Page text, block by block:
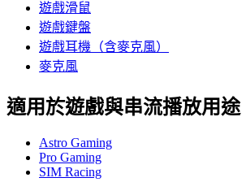
遊戲滑鼠
遊戲鍵盤
遊戲耳機（含麥克風）
麥克風
適用於遊戲與串流播放用途
Astro Gaming
Pro Gaming
SIM Racing